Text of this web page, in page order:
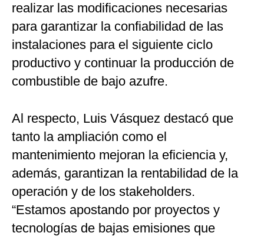
realizar las modificaciones necesarias
para garantizar la confiabilidad de las
instalaciones para el siguiente ciclo
productivo y continuar la producción de
combustible de bajo azufre.
Al respecto, Luis Vásquez destacó que
tanto la ampliación como el
mantenimiento mejoran la eficiencia y,
además, garantizan la rentabilidad de la
operación y de los stakeholders.
“Estamos apostando por proyectos y
tecnologías de bajas emisiones que